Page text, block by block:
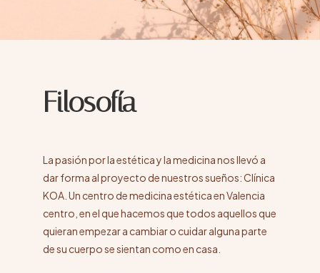
Filosofía
La pasión por la estética y la medicina nos llevó a
dar forma al proyecto de nuestros sueños: Clínica
KOA. Un centro de medicina estética en Valencia
centro, en el que hacemos que todos aquellos que
quieran empezar a cambiar o cuidar alguna parte
de su cuerpo se sientan como en casa.